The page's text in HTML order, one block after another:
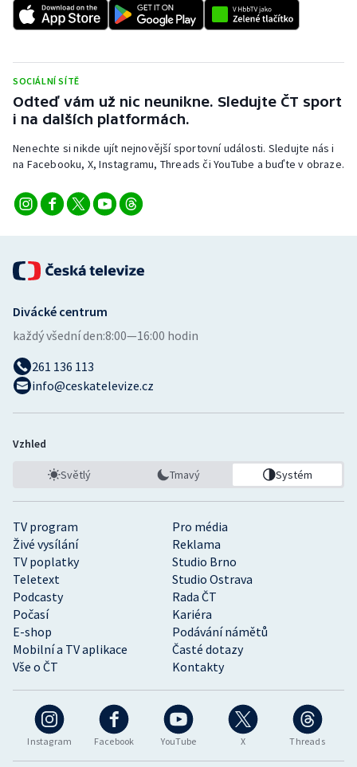
SOCIÁLNÍ SÍTĚ
Odteď vám už nic neunikne. Sledujte ČT sport
i na dalších platformách.
Nenechte si nikde ujít nejnovější sportovní události. Sledujte nás i
na Facebooku, X, Instagramu, Threads či YouTube a buďte v obraze.
Instagram Facebook YouTube X Threads
TV program
Pro média
Živé vysílání
Reklama
TV poplatky
Studio Brno
Teletext
Studio Ostrava
Podcasty
Rada ČT
Počasí
Kariéra
E-shop
Podávání námětů
Mobilní a TV aplikace
Časté dotazy
Vše o ČT
Kontakty
Divácké centrum
každý všední den:8:00—16:00 hodin
261 136 113
info@ceskatelevize.cz
Vzhled
Světlý Tmavý Systém